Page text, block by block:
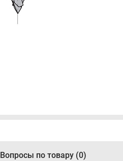
Вопросы по товару (0)